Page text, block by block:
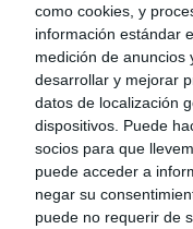
como cookies, y
información estándar
medición de anuncios
desarrollar y mejorar
datos de localización
dispositivos. Puede
socios para que
puede acceder a
negar su
puede no requerir de